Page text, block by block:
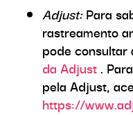
Adjust: Para
rastreamento
pode consultar
da Adjust .
pela Adjust,
https://